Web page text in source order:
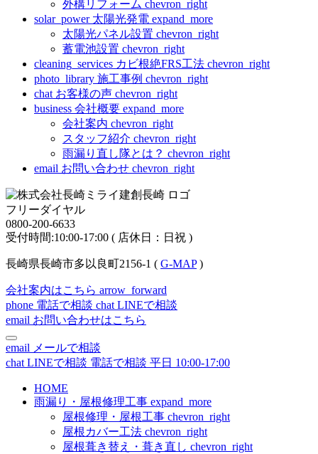
外構リフォーム chevron_right
solar_power 太陽光発電 expand_more
太陽光パネル設置 chevron_right
蓄電池設置 chevron_right
cleaning_services カビ根絶FRS工法 chevron_right
photo_library 施工事例 chevron_right
chat お客様の声 chevron_right
business 会社概要 expand_more
会社案内 chevron_right
スタッフ紹介 chevron_right
雨漏り直し隊とは？ chevron_right
email お問い合わせ chevron_right
フリーダイヤル
0800-200-6633
受付時間:10:00-17:00 ( 店休日：日祝 )
長崎県長崎市多以良町2156-1 ( G-MAP)
会社案内はこちら arrow_forward
phone 電話で相談 chat LINEで相談
email お問い合わせはこちら
email メールで相談
chat LINEで相談 電話で相談 平日 10:00-17:00
HOME
雨漏り・屋根修理工事 expand_more
屋根修理・屋根工事 chevron_right
屋根カバー工法 chevron_right
屋根葺き替え・葺き直し chevron_right